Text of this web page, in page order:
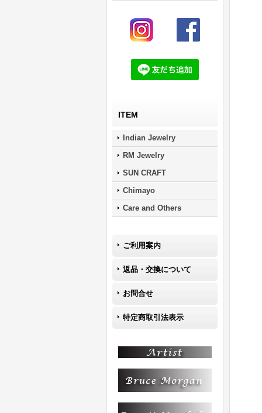
ITEM
Indian Jewelry
RM Jewelry
SUN CRAFT
Chimayo
Care and Others
ご利用案内
返品・交換について
お問合せ
特定商取引法表示